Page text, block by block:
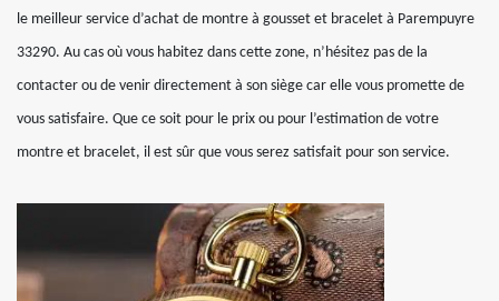
le meilleur service d’achat de montre à gousset et bracelet à Parempuyre
33290. Au cas où vous habitez dans cette zone, n’hésitez pas de la
contacter ou de venir directement à son siège car elle vous promette de
vous satisfaire. Que ce soit pour le prix ou pour l’estimation de votre
montre et bracelet, il est sûr que vous serez satisfait pour son service.